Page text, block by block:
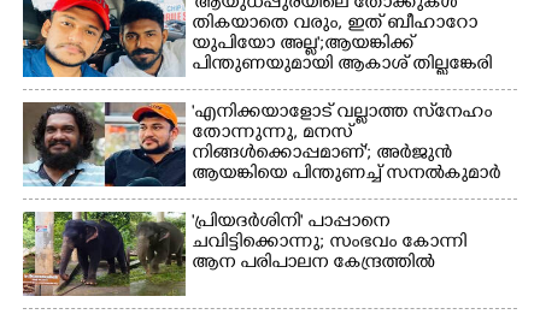
മത്സരത്തിനിടെ സിന്തറ്റിക്
ട്രാക്കിന് കുറുകെ ഓടുന്ന
നായകൾ.
തികയാതെ വരും, ഇത് ബീഹാറോ
യുപിയോ അല്ല';ആയങ്കിക്ക്
പിന്തുണയുമായി ആകാശ് തില്ലങ്കേരി
'എനിക്കയാളോട് വല്ലാത്ത സ്‌നേഹം
തോന്നുന്നു, മനസ്
നിങ്ങൾക്കൊപ്പമാണ്'; അർജുൻ
ആയങ്കിയെ പിന്തുണച്ച് സനൽകുമാർ
'പ്രിയദർശിനി' പാപ്പാനെ
ചവിട്ടിക്കൊന്നു; സംഭവം കോന്നി
ആന പരിപാലന കേന്ദ്രത്തിൽ